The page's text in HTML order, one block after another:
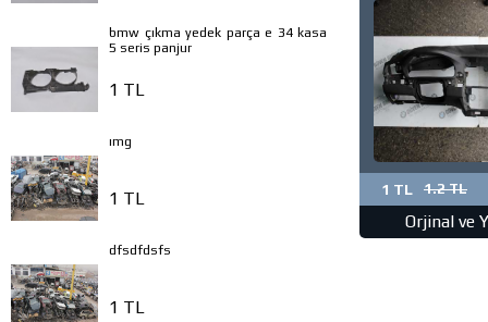
bmw çıkma yedek parça e 34 kasa
5 seris panjur
1 TL
ımg
1 TL
dfsdfdsfs
1 TL
1 TL 1.2 TL
Orjinal ve